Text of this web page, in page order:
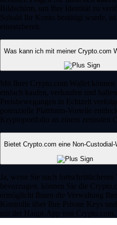
Bildschirm, um Ihre Identität zu
Sobald Ihr Konto bestätigt wurde,
einsatzbereit.
Was kann ich mit meiner Crypto.com
Mit Ihrer Crypto.com Wallet können
einfach kaufen, verkaufen und
Preisbewegungen in Echtzeit
potenzielle Plattform-Vorteile
Kryptoportfolio an einem zentralen
Bietet Crypto.com eine Non-Custodial-
Ja, wenn Sie nach
bevorzugen, können Sie die
ermöglicht Ihnen die Verwaltung
Kontrolle über Ihre Private Keys
mit der Haupt-App von Crypto.com.